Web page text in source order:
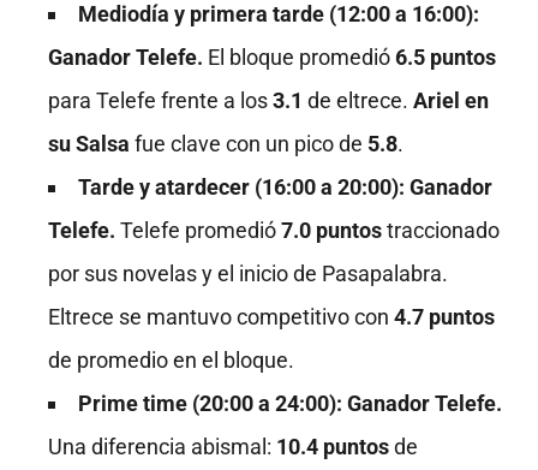
Mediodía y primera tarde (12:00 a 16:00):
Ganador Telefe. El bloque promedió6.5 puntos
para Telefe frente a los3.1 de eltrece. Ariel en
su Salsa fue clave con un pico de 5.8.
Tarde y atardecer (16:00 a 20:00): Ganador
Telefe. Telefe promedió7.0 puntostraccionado
por sus novelas y el inicio de Pasapalabra.
Eltrece se mantuvo competitivo con 4.7 puntos
de promedio en el bloque.
Prime time (20:00 a 24:00): Ganador Telefe.
Una diferencia abismal: 10.4 puntosde